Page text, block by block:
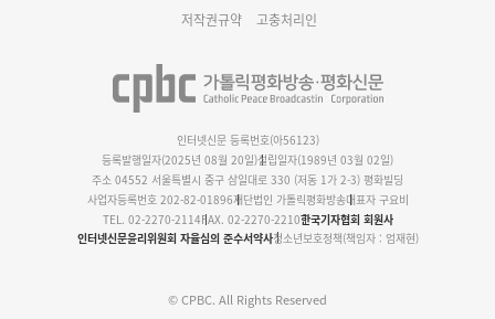
저작권규약 고충처리인
인터넷신문 등록번호(아56123)
등록발행일자(2025년 08월 20일)설립일자(1989년 03월 02일)
주소 04552 서울특별시 중구 삼일대로 330 (저동 1가 2-3) 평화빌딩
사업자등록번호 202-82-01896재단법인 가톨릭평화방송대표자 구요비
TEL. 02-2270-2114FAX. 02-2270-2210한국기자협회 회원사
인터넷신문윤리위원회 자율심의 준수서약사청소년보호정책(책임자 : 엄재현)
© CPBC. All Rights Reserved